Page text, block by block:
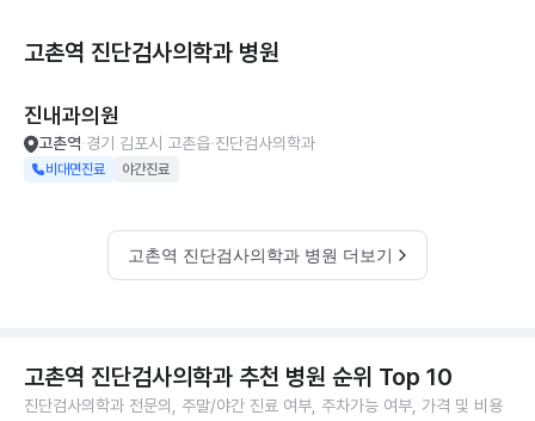
고촌역 진단검사의학과 병원
진내과의원
고촌역 경기 김포시 고촌읍 진단검사의학과
비대면진료 야간진료
고촌역 진단검사의학과 병원 더보기
고촌역 진단검사의학과 추천 병원 순위 Top 10
진단검사의학과 전문의, 주말/야간 진료 여부, 주차가능 여부, 가격 및 비용